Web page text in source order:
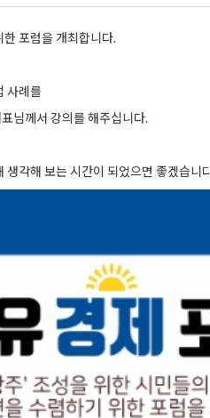
포럼을 개최합니다.
사례를
님께서 강의를 해주십니다.
생각해 보는 시간이 되었으면 좋겠습